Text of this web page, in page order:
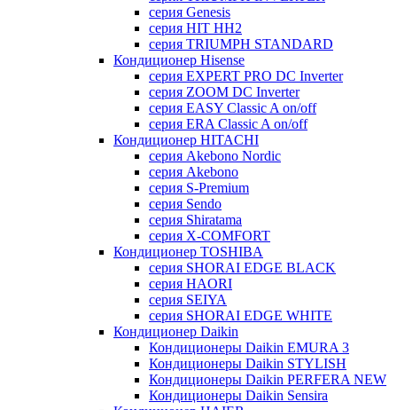
серия Genesis
серия HIT HH2
серия TRIUMPH STANDARD
Кондиционер Hisense
серия EXPERT PRO DC Inverter
серия ZOOM DC Inverter
серия EASY Classic A on/off
серия ERA Classic A on/off
Кондиционер HITACHI
cерия Akebono Nordic
серия Akebono
серия S-Premium
серия Sendo
серия Shiratama
серия X-COMFORT
Кондиционер TOSHIBA
серия SHORAI EDGE BLACK
серия HAORI
серия SEIYA
серия SHORAI EDGE WHITE
Кондиционер Daikin
Кондиционеры Daikin EMURA 3
Кондиционеры Daikin STYLISH
Кондиционеры Daikin PERFERA NEW
Кондиционеры Daikin Sensira